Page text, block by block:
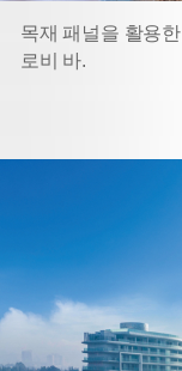
목재 패널을 활용
로비 바.